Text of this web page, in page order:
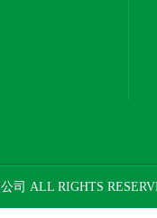
司 ALL RIGHTS